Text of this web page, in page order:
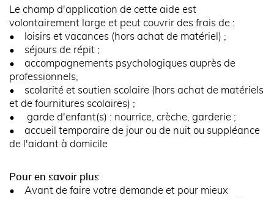
Le champ d'application de cette aide est
volontairement large et peut couvrir des frais de :
• loisirs et vacances (hors achat de matériel) ;
• séjours de répit ;
• accompagnements psychologiques auprès de
professionnels,
• scolarité et soutien scolaire (hors achat de matériels
et de fournitures scolaires) ;
• garde d'enfant(s) : nourrice, crèche, garderie ;
• accueil temporaire de jour ou de nuit ou suppléance
de l'aidant à domicile
Pour en savoir plus
• Avant de faire votre demande et pour mieux